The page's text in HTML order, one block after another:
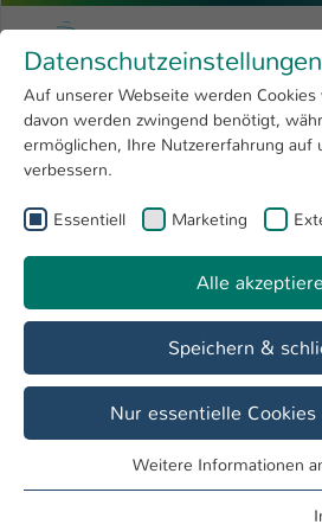
Menu
Forschung
Hochschule
International
Zum Hauptinhalt springen
Hochschule Kaiserslautern
Sie sind hier:
Termine & Events
Fit mit Starterkit - Chunk-
Datum / Uhrzeit
24. Jun / 14:00 Uhr - 16:30
Datenschutzeinstellungen
Auf unserer Webseite werden
davon werden zwingend benötigt,
ermöglichen, Ihre Nutzererfahrung auf
verbessern.
Essentiell Marketing
Alle
Speichern &
Nur essentielle Cookies
Essentielle Cookies werden für
Weitere Informationen